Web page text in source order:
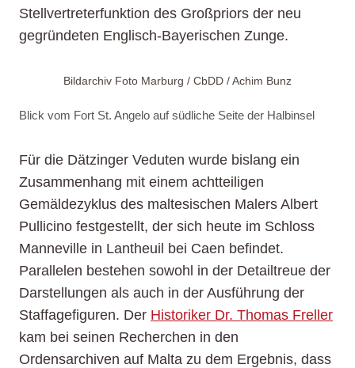
Stellvertreterfunktion des Großpriors der neu
gegründeten Englisch-Bayerischen Zunge.
Bildarchiv Foto Marburg / CbDD / Achim Bunz
Blick vom Fort St. Angelo auf südliche Seite der Halbinsel
Für die Dätzinger Veduten wurde bislang ein
Zusammenhang mit einem achtteiligen
Gemäldezyklus des maltesischen Malers Albert
Pullicino festgestellt, der sich heute im Schloss
Manneville in Lantheuil bei Caen befindet.
Parallelen bestehen sowohl in der Detailtreue der
Darstellungen als auch in der Ausführung der
Staffagefiguren. Der Historiker Dr. Thomas Freller
kam bei seinen Recherchen in den
Ordensarchiven auf Malta zu dem Ergebnis, dass